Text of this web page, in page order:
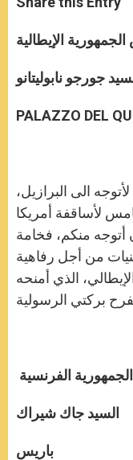
s
p
p
e
g
e
b
o
k
الإيطالية
جورجو نابوليتانو
PALAZZO DEL
الى البرازيل،
لأساقفة أمريكا
أتوجه منكم، فخامة
من أجل رفاهية
الذي أمنحه
الفرنسية
السيد جاك شيراك
باريس